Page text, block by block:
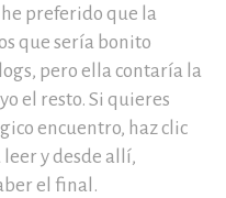
preferido que la
que sería bonito
pero ella contaría la
el resto. Si quieres
encuentro, haz clic
y desde allí,
el final.